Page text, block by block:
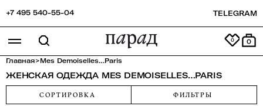
+7 495 540-55-04 TELEGRAM
0
Главная>Mes Demoiselles…Paris
ЖЕНСКАЯ ОДЕЖДА MES DEMOISELLES…PARIS
СОРТИРОВКА ФИЛЬТРЫ